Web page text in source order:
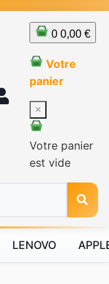
0 0,00 €
Votre
panier
×
Votre panier
est vide
LENOVO